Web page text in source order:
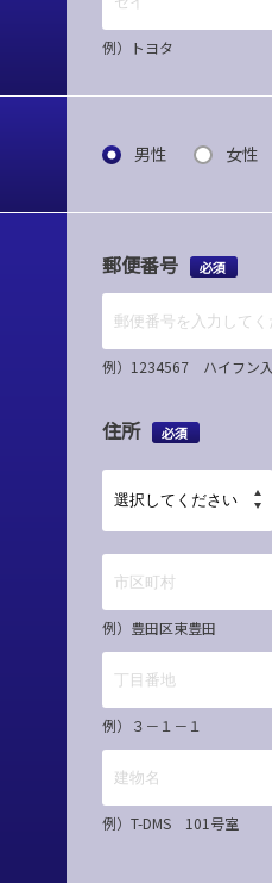
例）トヨタ
男性 女性
郵便番号 必須
例）1234567 ハイフン
住所 必須
例）豊田区東豊田
例）３－１－１
例）T-DMS 101号室